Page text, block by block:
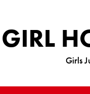
GIRL
Girls